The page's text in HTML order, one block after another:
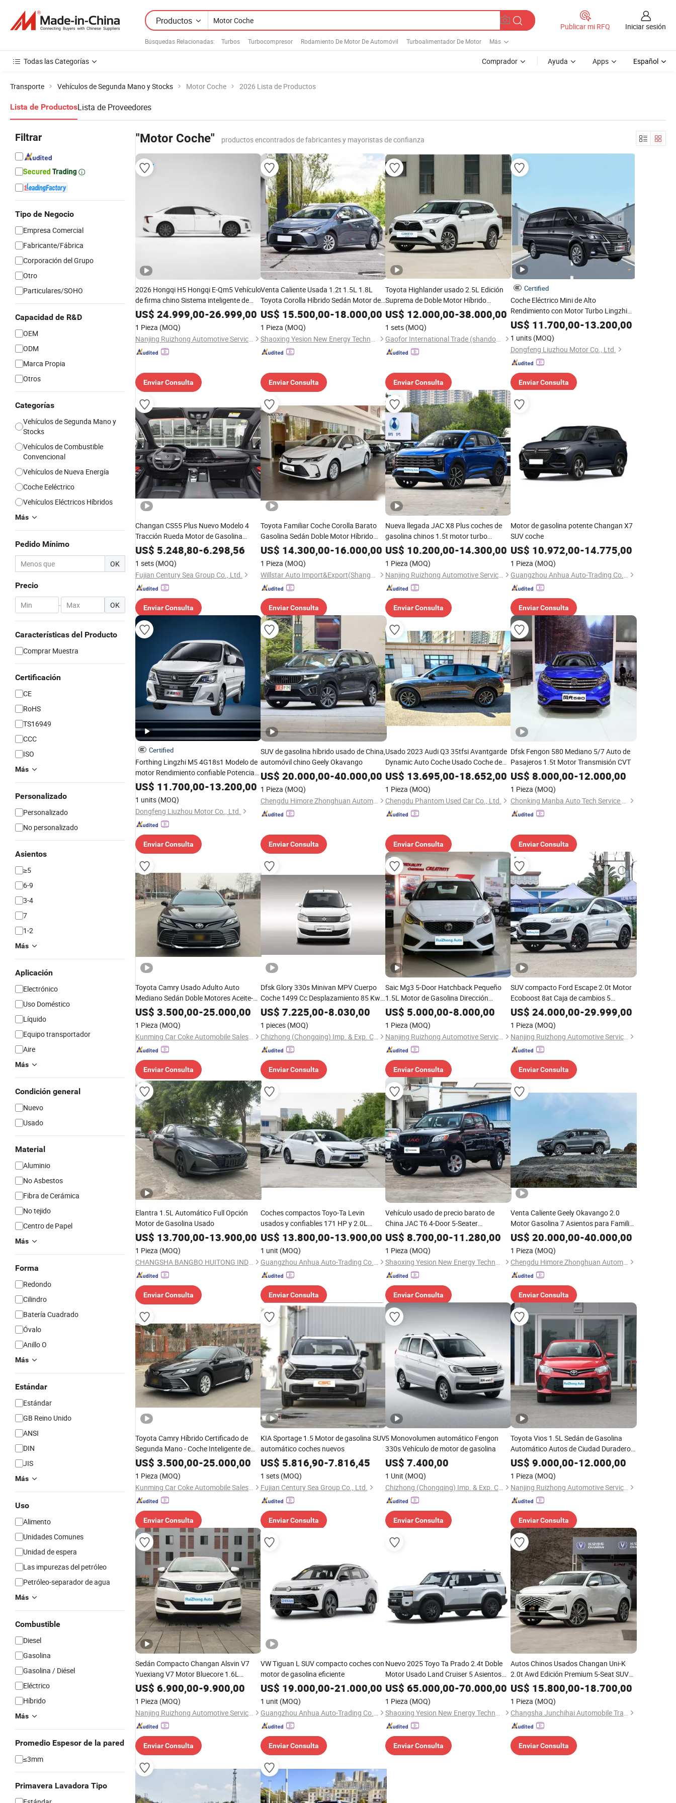
Productos
Búsquedas Relacionadas: Turbos Turbocompresor Rodamiento De Motor De Automóvil Turboalimentador De Motor Más
Publicar mi RFQ Iniciar sesión
Todas las Categorías Comprador Ayuda Apps Español
Transporte Vehículos de Segunda Mano y Stocks Motor Coche 2026 Lista de Productos
Lista de ProductosLista de Proveedores
Filtrar
Tipo de Negocio
Empresa Comercial
Fabricante/Fábrica
Corporación del Grupo
Otro
Particulares/SOHO
Capacidad de R&D
OEM
ODM
Marca Propia
Otros
Categorías
Vehículos de Segunda Mano y
Stocks
Vehículos de Combustible
Convencional
Vehículos de Nueva Energía
Coche Eeléctrico
Vehículos Eléctricos Híbridos
Más
Pedido Mínimo
OK
Precio
- OK
Características del Producto
Comprar Muestra
Certificación
CE
RoHS
TS16949
CCC
ISO
Más
Personalizado
Personalizado
No personalizado
Asientos
≥5
6-9
3-4
7
1-2
Más
Aplicación
Electrónico
Uso Doméstico
Líquido
Equipo transportador
Aire
Más
Condición general
Nuevo
Usado
Material
Aluminio
No Asbestos
Fibra de Cerámica
No tejido
Centro de Papel
Más
Forma
Redondo
Cilindro
Batería Cuadrado
Óvalo
Anillo O
Más
Estándar
Estándar
GB Reino Unido
ANSI
DIN
JIS
Más
Uso
Alimento
Unidades Comunes
Unidad de espera
Las impurezas del petróleo
Petróleo-separador de agua
Más
Combustible
Diesel
Gasolina
Gasolina / Diésel
Eléctrico
Híbrido
Más
Promedio Espesor de la pared
≤3mm
Primavera Lavadora Tipo
"Motor Coche" productos encontrados de fabricantes y mayoristas de confianza
2026 Hongqi H5 Hongqi E-Qm5 Vehículo
de firma chino Sistema inteligente de
sedán Motor potente Coche de alto
valor Uso familiar de transporte con
entrega rápida
US$ 24.999,00-26.999,00
1 Pieza (MOQ)
Nanjing Ruizhong Automotive Service Co., Ltd.
Enviar Consulta
Venta Caliente Usada 1.2t 1.5L 1.8L
Toyota Corolla Híbrido Sedán Motor de
Gasolina Autos Compactos de Segunda
Mano Coche Nuevo
US$ 15.500,00-18.000,00
1 Pieza (MOQ)
Shaoxing Yesion New Energy Technology Co., Ltd.
Enviar Consulta
Toyota Highlander usado 2.5L Edición
Suprema de Doble Motor Híbrido
Inteligente de Cuatro Ruedas 7-Seater
Coche
US$ 12.000,00-38.000,00
1 sets (MOQ)
Gaofor International Trade (shandong) Co., Ltd.
Enviar Consulta
Certified
Coche Eléctrico Mini de Alto
Rendimiento con Motor Turbo Lingzhi
M5 y Desplazamiento Potente 15-20L
US$ 11.700,00-13.200,00
1 units (MOQ)
Dongfeng Liuzhou Motor Co., Ltd.
Enviar Consulta
Changan CS55 Plus Nuevo Modelo 4
Tracción Rueda Motor de Gasolina
Coche
US$ 5.248,80-6.298,56
1 sets (MOQ)
Fujian Century Sea Group Co., Ltd.
Enviar Consulta
Toyota Familiar Coche Corolla Barato
Gasolina Sedán Doble Motor Híbrido
Gas-Eléctrico Nuevos Vehículos de
Energía Usados
US$ 14.300,00-16.000,00
1 Pieza (MOQ)
Willstar Auto Import&Export(Shanghai) Co., Ltd
Enviar Consulta
Nueva llegada JAC X8 Plus coches de
gasolina chinos 1.5t motor turbo
potente 5/6/7 asientos SUV mediano
para familia
US$ 10.200,00-14.300,00
1 Pieza (MOQ)
Nanjing Ruizhong Automotive Service Co., Ltd.
Enviar Consulta
Motor de gasolina potente Changan X7
SUV coche
US$ 10.972,00-14.775,00
1 Pieza (MOQ)
Guangzhou Anhua Auto-Trading Co., Ltd.
Enviar Consulta
Certified
Forthing Lingzhi M5 4G18s1 Modelo de
motor Rendimiento confiable Potencia
Mini coche eléctrico
US$ 11.700,00-13.200,00
1 units (MOQ)
Dongfeng Liuzhou Motor Co., Ltd.
Enviar Consulta
SUV de gasolina híbrido usado de China,
automóvil chino Geely Okavango
US$ 20.000,00-40.000,00
1 Pieza (MOQ)
Chengdu Himore Zhonghuan Automobile Exports Trading Co., Ltd.
Enviar Consulta
Usado 2023 Audi Q3 35tfsi Avantgarde
Dynamic Auto Coche Usado Coche de
Gasolina 1.6km Kilometraje 4s
Mantenimiento de Taller 1.5t Motor para
Commuters Premium
US$ 13.695,00-18.652,00
1 Pieza (MOQ)
Chengdu Phantom Used Car Co., Ltd.
Enviar Consulta
Dfsk Fengon 580 Mediano 5/7 Auto de
Pasajeros 1.5t Motor Transmisión CVT
US$ 8.000,00-12.000,00
1 Pieza (MOQ)
Chonking Manba Auto Tech Service Co., Ltd.
Enviar Consulta
Toyota Camry Usado Adulto Auto
Mediano Sedán Doble Motores Aceite-
Eléctrico Híbrido Coche Usado
US$ 3.500,00-25.000,00
1 Pieza (MOQ)
Kunming Car Coke Automobile Sales & Service Co., Ltd.
Enviar Consulta
Dfsk Glory 330s Minivan MPV Cuerpo
Coche 1499 Cc Desplazamiento 85 Kw
Motor 5mt Transmisión 7 Asientos
Coche MPV en Venta
US$ 7.225,00-8.030,00
1 pieces (MOQ)
Chizhong (Chongqing) Imp. & Exp. Co., Ltd.
Enviar Consulta
Saic Mg3 5-Door Hatchback Pequeño
1.5L Motor de Gasolina Dirección
Izquierda Automático Gasolina Coche
de Ciudad
US$ 5.000,00-8.000,00
1 Pieza (MOQ)
Nanjing Ruizhong Automotive Service Co., Ltd.
Enviar Consulta
SUV compacto Ford Escape 2.0t Motor
Ecoboost 8at Caja de cambios 5
Asientos Vehículo de gasolina Adulto
Coche nuevo
US$ 24.000,00-29.999,00
1 Pieza (MOQ)
Nanjing Ruizhong Automotive Service Co., Ltd.
Enviar Consulta
Elantra 1.5L Automático Full Opción
Motor de Gasolina Usado
US$ 13.700,00-13.900,00
1 Pieza (MOQ)
CHANGSHA BANGBO HUITONG INDUSTRIAL CO., LTD.
Enviar Consulta
Coches compactos Toyo-Ta Levin
usados y confiables 171 HP y 2.0L
motor de gasolina
US$ 13.800,00-13.900,00
1 unit (MOQ)
Guangzhou Anhua Auto-Trading Co., Ltd.
Enviar Consulta
Vehículo usado de precio barato de
China JAC T6 4-Door 5-Seater
camioneta usada con motor delantero y
tracción trasera
US$ 8.700,00-11.280,00
1 Pieza (MOQ)
Shaoxing Yesion New Energy Technology Co., Ltd.
Enviar Consulta
Venta Caliente Geely Okavango 2.0
Motor Gasolina 7 Asientos para Familia
SUV de Tamaño Mediano Coche Híbrido
de Alta Velocidad
US$ 20.000,00-40.000,00
1 Pieza (MOQ)
Chengdu Himore Zhonghuan Automobile Exports Trading Co., Ltd.
Enviar Consulta
Toyota Camry Híbrido Certificado de
Segunda Mano - Coche Inteligente de
Doble Motor que Ahorra Combustible,
Sedán Mediano Confiable para
Conductores Adultos en Todo el Mundo
US$ 3.500,00-25.000,00
1 Pieza (MOQ)
Kunming Car Coke Automobile Sales & Service Co., Ltd.
Enviar Consulta
KIA Sportage 1.5 Motor de gasolina SUV
automático coches nuevos
US$ 5.816,90-7.816,45
1 sets (MOQ)
Fujian Century Sea Group Co., Ltd.
Enviar Consulta
5 Monovolumen automático Fengon
330s Vehículo de motor de gasolina
US$ 7.400,00
1 Unit (MOQ)
Chizhong (Chongqing) Imp. & Exp. Co., Ltd.
Enviar Consulta
Toyota Vios 1.5L Sedán de Gasolina
Automático Autos de Ciudad Duradero
Motor de Cuatro Cilindros Petróleo
Familiar Coche Pequeño
US$ 9.000,00-12.000,00
1 Pieza (MOQ)
Nanjing Ruizhong Automotive Service Co., Ltd.
Enviar Consulta
Sedán Compacto Changan Alsvin V7
Yuexiang V7 Motor Bluecore 1.6L
Eficiente en Combustible 5mt/4at Coche
Familiar 5-Seater
US$ 6.900,00-9.900,00
1 Pieza (MOQ)
Nanjing Ruizhong Automotive Service Co., Ltd.
Enviar Consulta
VW Tiguan L SUV compacto coches con
motor de gasolina eficiente
US$ 19.000,00-21.000,00
1 unit (MOQ)
Guangzhou Anhua Auto-Trading Co., Ltd.
Enviar Consulta
Nuevo 2025 Toyo Ta Prado 2.4t Doble
Motor Usado Land Cruiser 5 Asientos
SUV Mediano Grande Híbrido Coche de
Segunda Mano
US$ 65.000,00-70.000,00
1 Pieza (MOQ)
Shaoxing Yesion New Energy Technology Co., Ltd.
Enviar Consulta
Autos Chinos Usados Changan Uni-K
2.0t Awd Edición Premium 5-Seat SUV
Motor de Gasolina Económico Auto
Nuevo Usado
US$ 15.800,00-18.700,00
1 Pieza (MOQ)
Changsha Junchihai Automobile Trading Co., Ltd
Enviar Consulta